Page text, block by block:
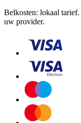
Belkosten: lokaal
uw provider.